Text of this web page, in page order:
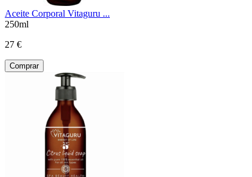
Aceite Corporal Vitaguru ...
250ml
27 €
Comprar